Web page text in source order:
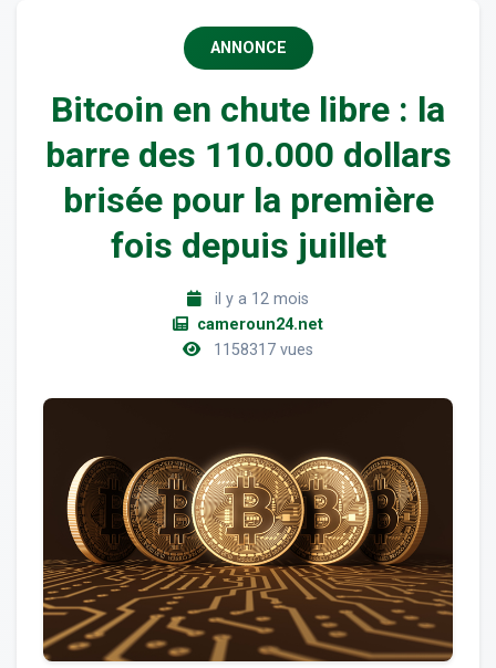
ANNONCE
Bitcoin en chute libre : la
barre des 110.000 dollars
brisée pour la première
fois depuis juillet
il y a 12 mois
cameroun24.net
1158317 vues